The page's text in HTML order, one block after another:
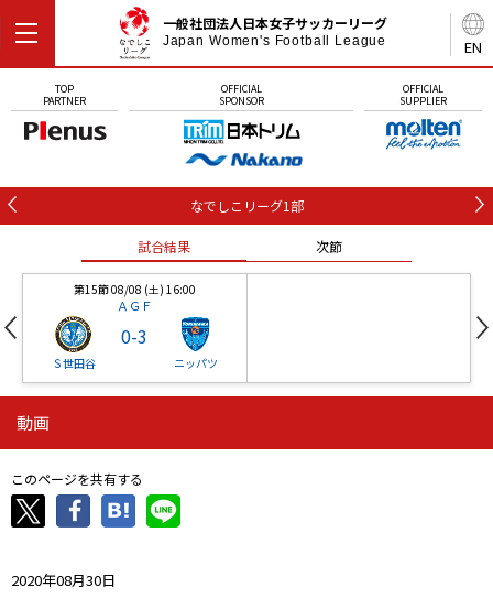
EN
一般社団法人日本女子サッカーリーグ
Japan Women's Football League
TOP
PARTNER
OFFICIAL
SPONSOR
OFFICIAL
SUPPLIER
なでしこリーグ1部
試合結果 次節
第15節 08/08 (土) 16:00
ＡＧＦ
Ｓ世田谷
0-3
ニッパツ
ニッパツ
ニッパツ
-
石人の星
動画
このページを共有する
2020年08月30日